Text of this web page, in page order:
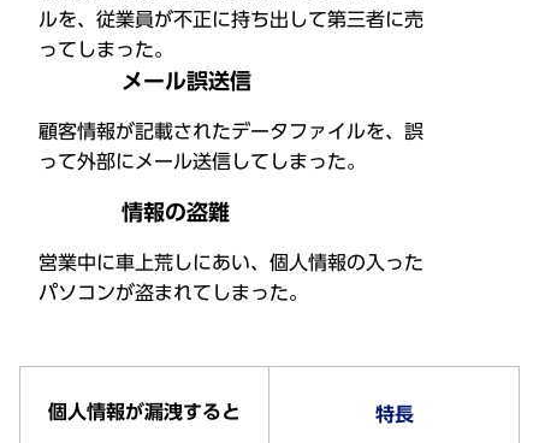
ルを、従業員が不正に持ち出して第三者に売
ってしまった。
メール誤送信
顧客情報が記載されたデータファイルを、誤
って外部にメール送信してしまった。
情報の盗難
営業中に車上荒しにあい、個人情報の入った
パソコンが盗まれてしまった。
個人情報が漏洩すると 特長